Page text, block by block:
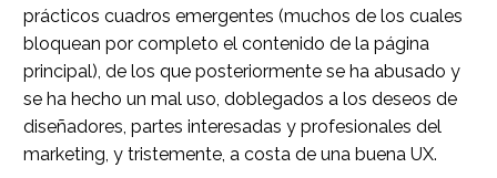
prácticos cuadros emergentes (muchos de los cuales
bloquean por completo el contenido de la página
principal), de los que posteriormente se ha abusado y
se ha hecho un mal uso, doblegados a los deseos de
diseñadores, partes interesadas y profesionales del
marketing, y tristemente, a costa de una buena UX.